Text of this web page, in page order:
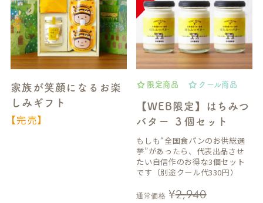
家族が笑顔になるお楽
しみギフト
【完売】
限定商品 クール商品
【WEB限定】はちみつ
バター ３個セット
もしも“全国食パンのお供総選
挙”があったら、代表出品させ
たい自信作のお得な3個セット
です（別途クール代330円）
通常価格 ¥2,940